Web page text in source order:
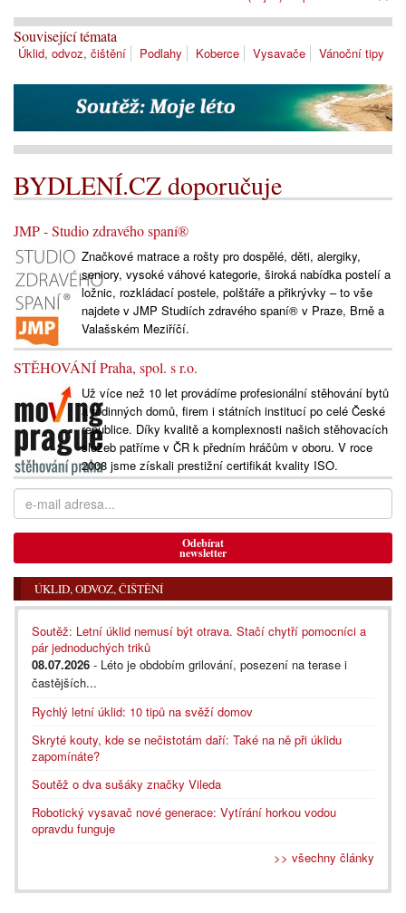
Související témata
Úklid, odvoz, čištění Podlahy Koberce Vysavače Vánoční tipy
BYDLENÍ.CZ doporučuje
JMP - Studio zdravého spaní®
Značkové matrace a rošty pro dospělé, děti, alergiky,
seniory, vysoké váhové kategorie, široká nabídka postelí a
ložnic, rozkládací postele, polštáře a přikrývky – to vše
najdete v JMP Studiích zdravého spaní® v Praze, Brně a
Valašském Meziříčí.
STĚHOVÁNÍ Praha, spol. s r.o.
Už více než 10 let provádíme profesionální stěhování bytů
a rodinných domů, firem i státních institucí po celé České
republice. Díky kvalitě a komplexnosti našich stěhovacích
služeb patříme v ČR k předním hráčům v oboru. V roce
2008 jsme získali prestižní certifikát kvality ISO.
Odebírat
newsletter
ÚKLID, ODVOZ, ČIŠTĚNÍ
Soutěž: Letní úklid nemusí být otrava. Stačí chytří pomocníci a
pár jednoduchých triků
08.07.2026 - Léto je obdobím grilování, posezení na terase i
častějších...
Rychlý letní úklid: 10 tipů na svěží domov
Skryté kouty, kde se nečistotám daří: Také na ně při úklidu
zapomínáte?
Soutěž o dva sušáky značky Vileda
Robotický vysavač nové generace: Vytírání horkou vodou
opravdu funguje
>> všechny články